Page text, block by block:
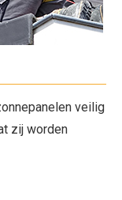
veilig
zij worden